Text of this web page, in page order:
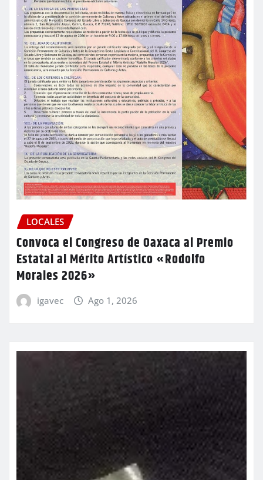
LOCALES
Convoca el Congreso de Oaxaca al Premio
Estatal al Mérito Artístico «Rodolfo
Morales 2026»
igavec Ago 1, 2026